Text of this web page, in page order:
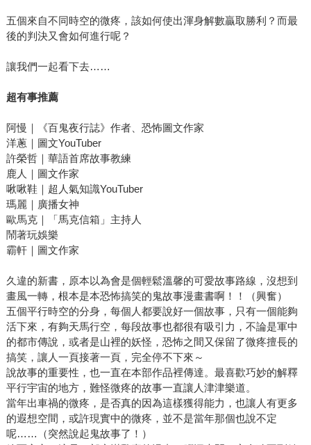
五個來自不同時空的微疼，該如何使出渾身解數贏取勝利？而最
後的判決又會如何進行呢？
讓我們一起看下去……
超有事推薦
阿慢｜《百鬼夜行誌》作者、恐怖圖文作家
洋蔥｜圖文YouTuber
許榮哲｜華語首席故事教練
鹿人｜圖文作家
啾啾鞋｜超人氣知識YouTuber
瑪麗｜廣播女神
歐馬克｜「馬克信箱」主持人
鬧著玩娛樂
霸軒｜圖文作家
久違的新書，原本以為會是個輕鬆溫馨的可愛故事路線，沒想到
畫風一轉，根本是本恐怖搞笑的鬼故事漫畫書啊！！（興奮）
五個平行時空的分身，每個人都要說好一個故事，只有一個能夠
活下來，有夠天馬行空，每段故事也都很有吸引力，不論是軍中
的都市傳說，或者是山裡的妖怪，恐怖之間又保留了微疼擅長的
搞笑，讓人一頁接著一頁，完全停不下來～
說故事的重要性，也一直在本部作品裡傳達。最喜歡巧妙的解釋
平行宇宙的地方，難怪微疼的故事一直讓人津津樂道。
當年出車禍的微疼，是否真的因為這樣獲得能力，也讓人有更多
的遐想空間，或許現實中的微疼，並不是當年那個也說不定
呢……（突然說起鬼故事了！）